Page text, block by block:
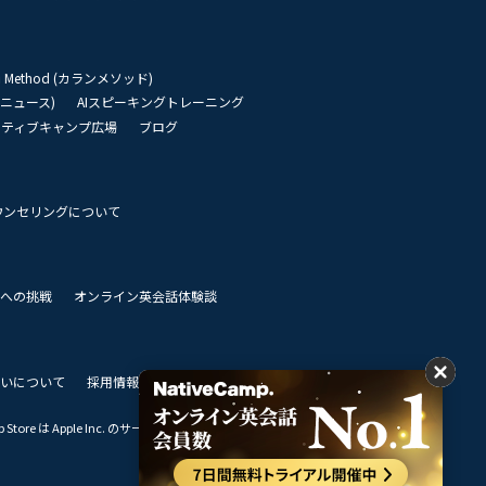
Method (カランメソッド)
ュース)
AIスピーキングトレーニング
ィブキャンプ広場
ブログ
ンセリングについて
の挑戦
オンライン英会話体験談
について 採用情報 私達のビジョン
は Apple Inc. のサービスマークです。